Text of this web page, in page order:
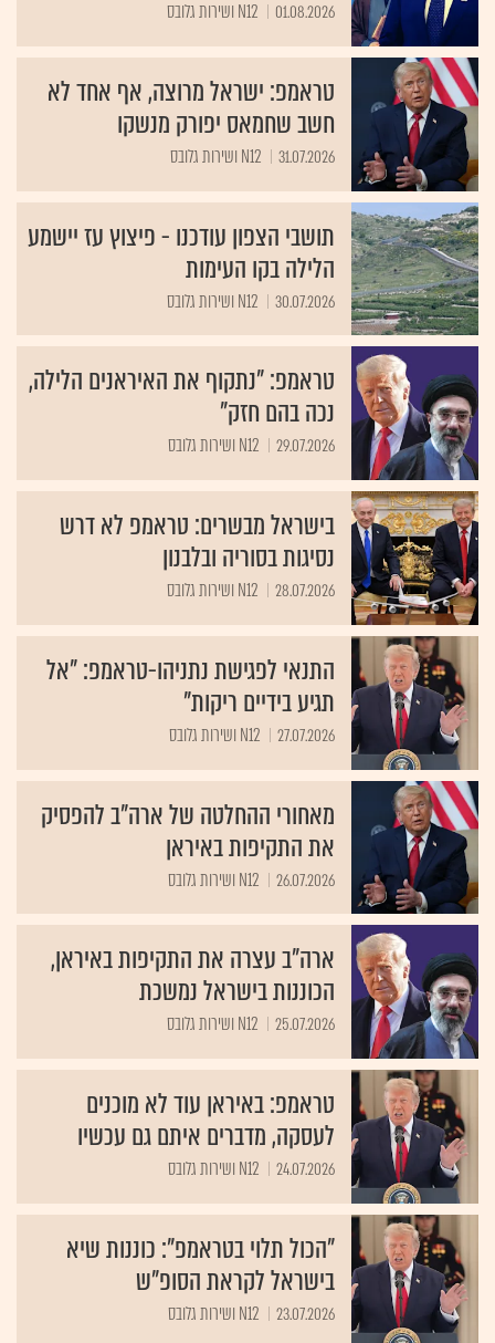
01.08.2026 N12 ושירות גלובס
טראמפ: ישראל מרוצה, אף אחד לא
חשב שחמאס יפורק מנשקו
31.07.2026 N12 ושירות גלובס
תושבי הצפון עודכנו - פיצוץ עז יישמע
הלילה בקו העימות
30.07.2026 N12 ושירות גלובס
טראמפ: "נתקוף את האיראנים הלילה,
נכה בהם חזק"
29.07.2026 N12 ושירות גלובס
בישראל מבשרים: טראמפ לא דרש
נסיגות בסוריה ובלבנון
28.07.2026 N12 ושירות גלובס
התנאי לפגישת נתניהו-טראמפ: "אל
תגיע בידיים ריקות"
27.07.2026 N12 ושירות גלובס
מאחורי ההחלטה של ארה"ב להפסיק
את התקיפות באיראן
26.07.2026 N12 ושירות גלובס
ארה"ב עצרה את התקיפות באיראן,
הכוננות בישראל נמשכת
25.07.2026 N12 ושירות גלובס
טראמפ: באיראן עוד לא מוכנים
לעסקה, מדברים איתם גם עכשיו
24.07.2026 N12 ושירות גלובס
"הכול תלוי בטראמפ": כוננות שיא
בישראל לקראת הסופ"ש
23.07.2026 N12 ושירות גלובס